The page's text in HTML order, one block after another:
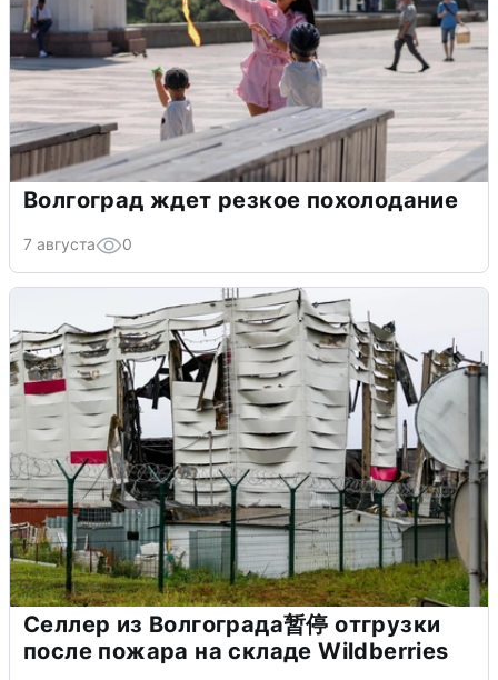
Волгоград ждет резкое похолодание
7 августа 0
Селлер из Волгограда暂停 отгрузки
после пожара на складе Wildberries